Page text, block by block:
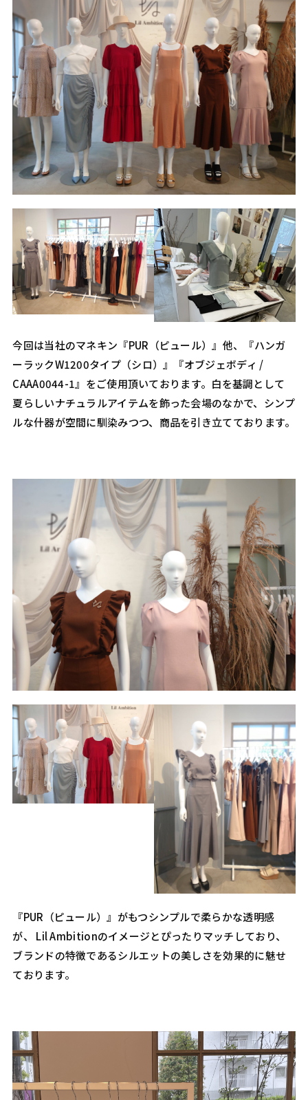
今回は当社のマネキン『PUR（ピュール）』他、『ハンガ
ーラックW1200タイプ（シロ）』『オブジェボディ /
CAAA0044-1』をご使用頂いております。白を基調として
夏らしいナチュラルアイテムを飾った会場のなかで、シンプ
ルな什器が空間に馴染みつつ、商品を引き立てております。
『PUR（ピュール）』がもつシンプルで柔らかな透明感
が、 Lil Ambitionのイメージとぴったりマッチしており、
ブランドの特徴であるシルエットの美しさを効果的に魅せ
ております。